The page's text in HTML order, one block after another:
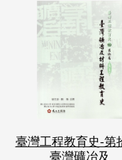
臺灣工程教育史-第
臺灣礦冶及